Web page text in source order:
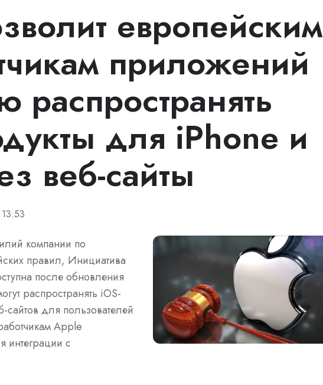
европейским
приложений
распространять
для iPhone и
веб-сайты
компании по
правил, Инициатива
после обновления
распространять iOS-
для пользователей
Apple
интеграции с